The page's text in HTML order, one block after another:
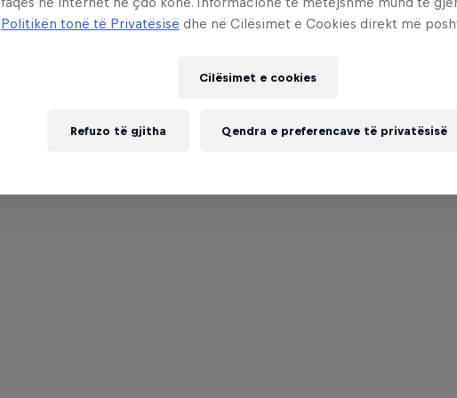
Politikën tonë të Privatësisë dhe në Cilësimet e Cookies direkt më
Cilësimet e cookies
Refuzo të gjitha Qendra e preferencave të privatësisë